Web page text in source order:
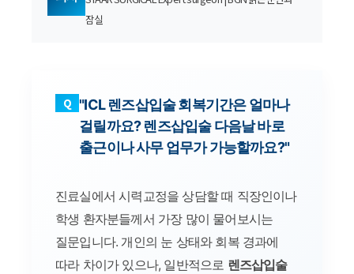
잠실
Q "ICL 렌즈삽입술 회복기간은 얼마나
걸릴까요? 렌즈삽입술 다음날 바로
출근이나 사무 업무가 가능할까요?"
진료실에서 시력교정을 상담할 때 직장인이나
학생 환자분들께서 가장 많이 물어보시는
질문입니다. 개인의 눈 상태와 회복 경과에
따라 차이가 있으나, 일반적으로 렌즈삽입술